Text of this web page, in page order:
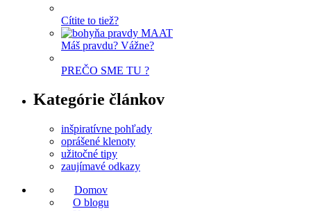
Cítite to tiež?
Máš pravdu? Vážne?
PREČO SME TU ?
Kategórie článkov
inšpiratívne pohľady
oprášené klenoty
užitočné tipy
zaujímavé odkazy
Domov
O blogu